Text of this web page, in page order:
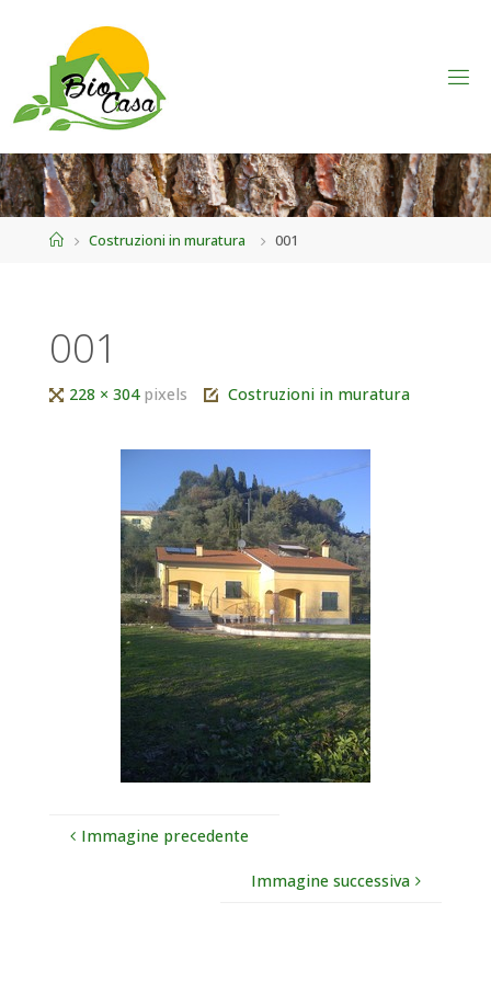
HomeCostruzioni in muratura 001
001
Tutta228 × 304 pixels Costruzioni in muratura
Immagine precedente
Immagine successiva